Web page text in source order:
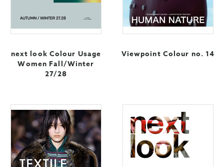
next look Colour Usage
Women Fall/Winter
27/28
Viewpoint Colour no. 14